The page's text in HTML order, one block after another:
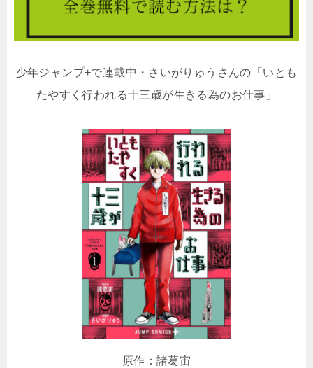
少年ジャンプ+で連載中・さいがりゅうさんの「いとも
たやすく行われる十三歳が生きる為のお仕事」
原作：諸葛宙